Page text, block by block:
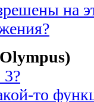
на
то